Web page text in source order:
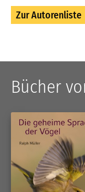
Zur Autorenliste
Bücher